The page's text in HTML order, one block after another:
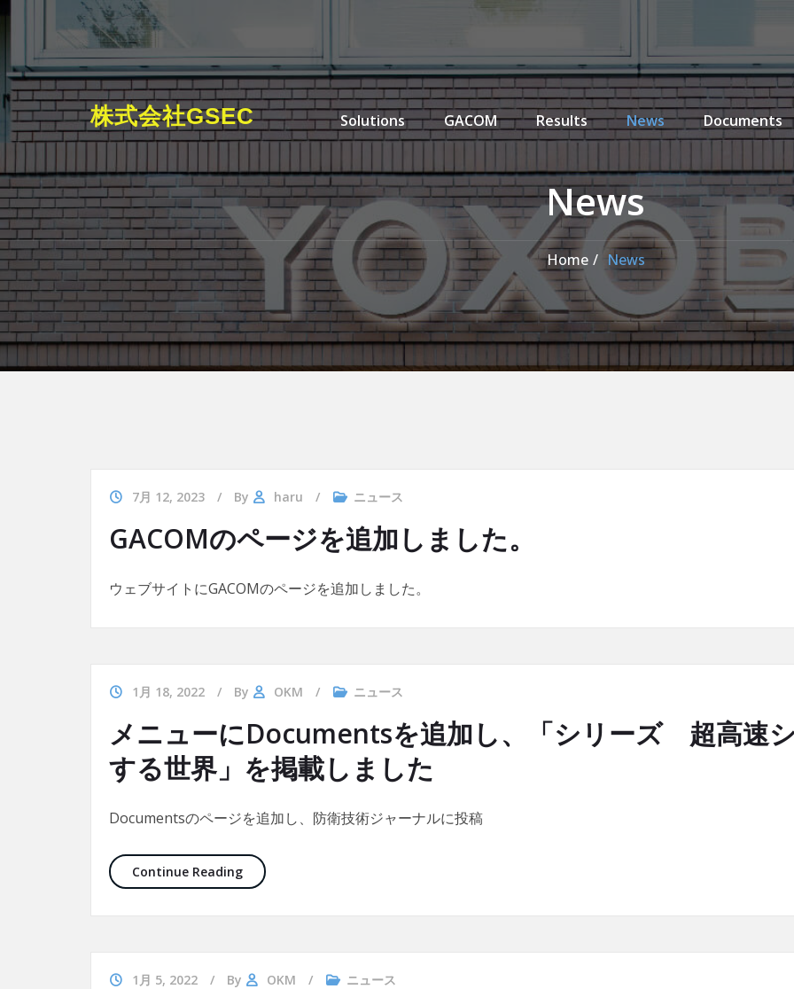
Skip to the content
株式会社GSEC
Primary Menu
Solutions
GACOM Results News Documents
News
Home News
7月 12, 2023 By haru ニュース
GACOMのページを追加しました。
ウェブサイトにGACOMのページを追加しました。
1月 18, 2022 By OKM ニュース
メニューにDocumentsを追加し、「シリーズ 超高速
する世界」を掲載しました
Documentsのページを追加し、防衛技術ジャーナルに投稿
Continue ReadingメニューにDocumentsを追加し、「シリーズ 超高速シミュレーションが実現する世界」を掲載
1月 5, 2022 By OKM ニュース